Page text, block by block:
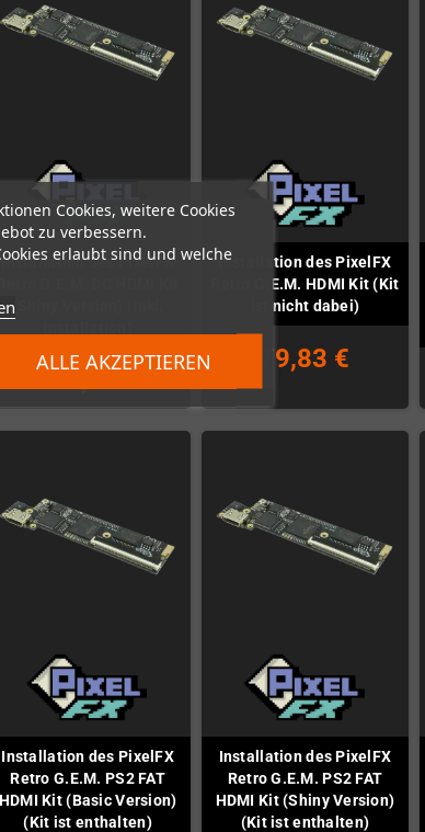
Cookies, weitere Cookies
zu verbessern.
erlaubt sind und welche
ALLE AKZEPTIEREN
Installation des PixelFX
(Shiny Version) (inkl.
Installation des PixelFX
Retro G.E.M. HDMI Kit (Kit
ist nicht dabei)
79,83 €
Installation des PixelFX
Retro G.E.M. PS2 FAT
HDMI Kit (Basic Version)
(Kit ist enthalten)
Installation des PixelFX
Retro G.E.M. PS2 FAT
HDMI Kit (Shiny Version)
(Kit ist enthalten)